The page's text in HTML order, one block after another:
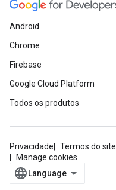
Android
Chrome
Firebase
Google Cloud Platform
Todos os produtos
Privacidade Termos do site
Manage cookies